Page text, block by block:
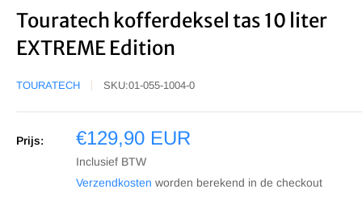
Touratech kofferdeksel tas 10 liter
EXTREME Edition
TOURATECH SKU:01-055-1004-0
Prijs:
Sale
prijs
€129,90 EUR
Inclusief BTW
Verzendkosten worden berekend in de checkout